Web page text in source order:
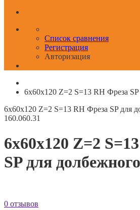
Список сравнения
Регистрация
Авторизация
6x60x120 Z=2 S=13 RH Фреза SP
6x60x120 Z=2 S=13 RH Фреза SP для
160.060.31
6x60x120 Z=2
SP для
0 отзывов